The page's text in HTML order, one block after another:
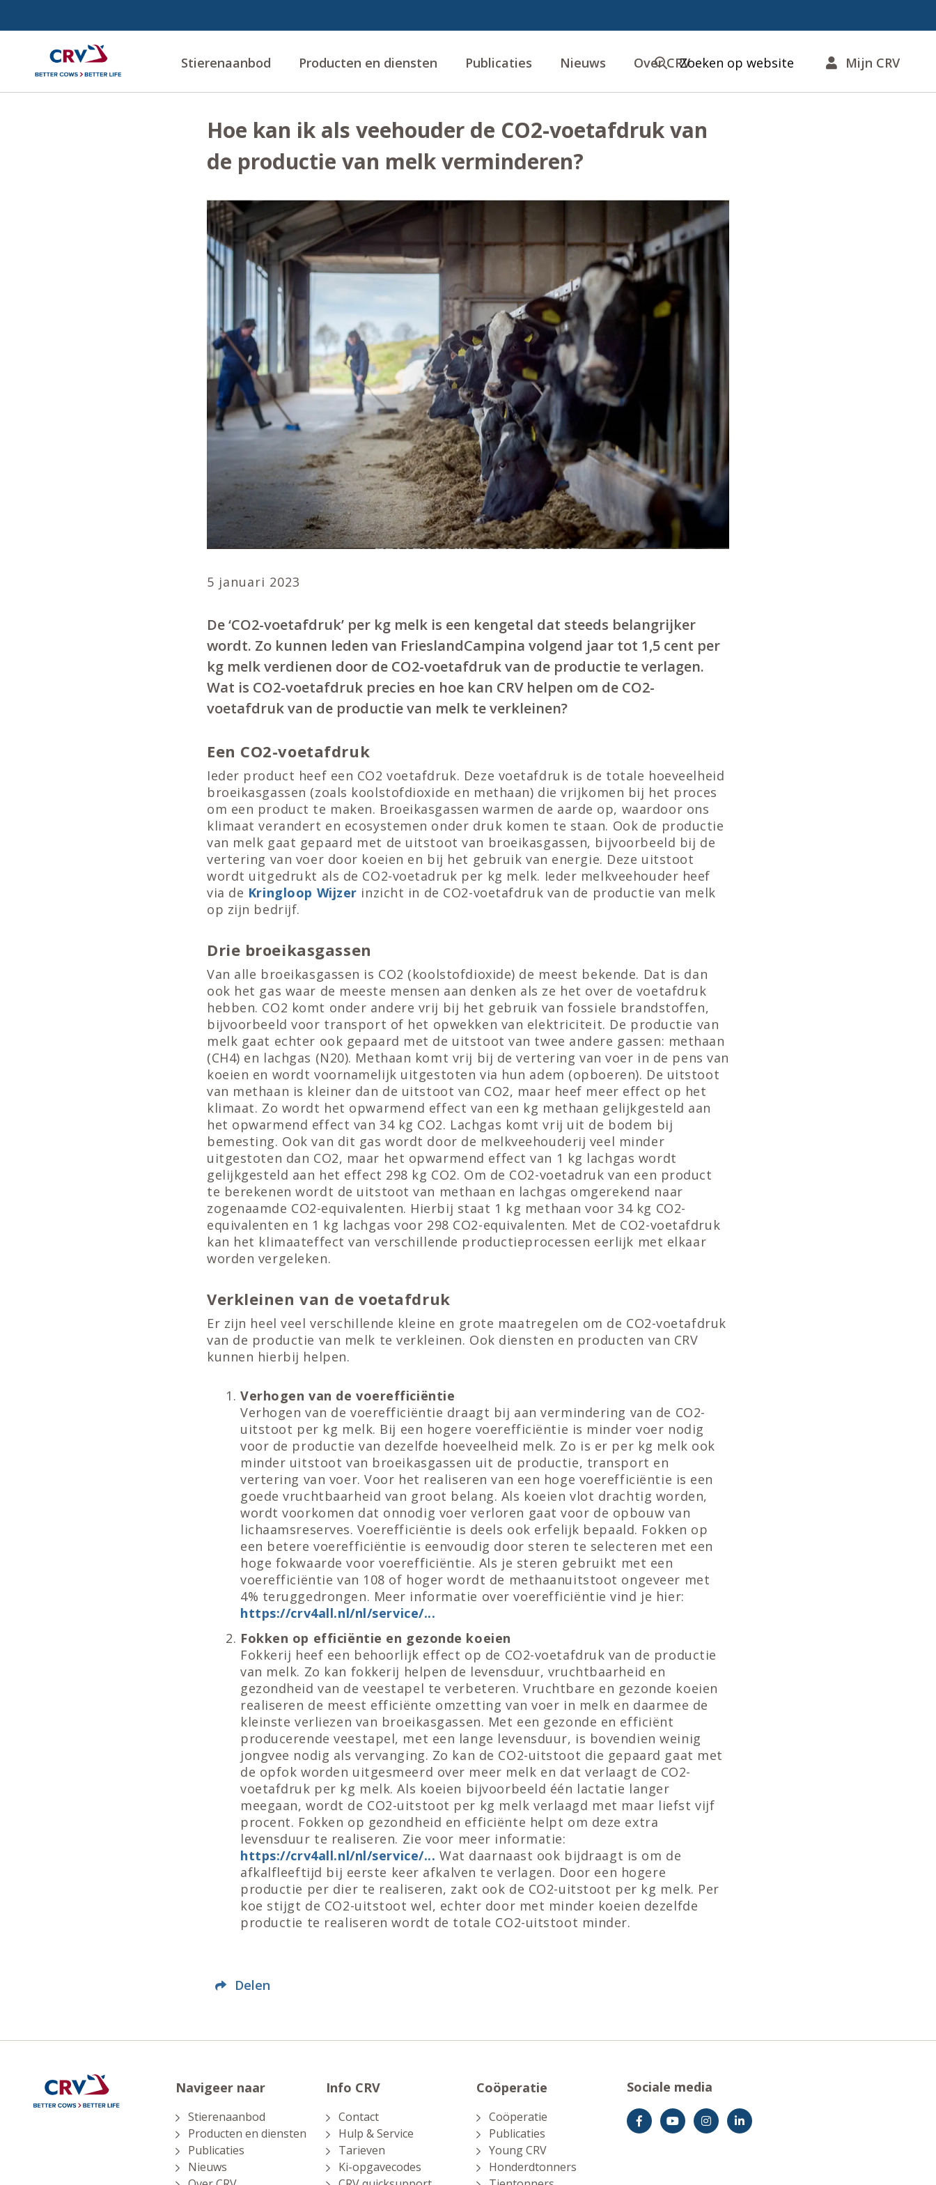
Stierenaanbod Producten en diensten Publicaties Nieuws Over CRVZoeken op website Mijn CRV
Hoe kan ik als veehouder de CO2-voetafdruk van
de productie van melk verminderen?
5 januari 2023
De ‘CO2-voetafdruk’ per kg melk is een kengetal dat steeds belangrijker
wordt. Zo kunnen leden van FrieslandCampina volgend jaar tot 1,5 cent per
kg melk verdienen door de CO2-voetafdruk van de productie te verlagen.
Wat is CO2-voetafdruk precies en hoe kan CRV helpen om de CO2-
voetafdruk van de productie van melk te verkleinen?
Een CO2-voetafdruk
Ieder product heef een CO2 voetafdruk. Deze voetafdruk is de totale hoeveelheid
broeikasgassen (zoals koolstofdioxide en methaan) die vrijkomen bij het proces
om een product te maken. Broeikasgassen warmen de aarde op, waardoor ons
klimaat verandert en ecosystemen onder druk komen te staan. Ook de productie
van melk gaat gepaard met de uitstoot van broeikasgassen, bijvoorbeeld bij de
vertering van voer door koeien en bij het gebruik van energie. Deze uitstoot
wordt uitgedrukt als de CO2-voetadruk per kg melk. Ieder melkveehouder heef
via de Kringloop Wijzer inzicht in de CO2-voetafdruk van de productie van melk
op zijn bedrijf.
Drie broeikasgassen
Van alle broeikasgassen is CO2 (koolstofdioxide) de meest bekende. Dat is dan
ook het gas waar de meeste mensen aan denken als ze het over de voetafdruk
hebben. CO2 komt onder andere vrij bij het gebruik van fossiele brandstoffen,
bijvoorbeeld voor transport of het opwekken van elektriciteit. De productie van
melk gaat echter ook gepaard met de uitstoot van twee andere gassen: methaan
(CH4) en lachgas (N20). Methaan komt vrij bij de vertering van voer in de pens van
koeien en wordt voornamelijk uitgestoten via hun adem (opboeren). De uitstoot
van methaan is kleiner dan de uitstoot van CO2, maar heef meer effect op het
klimaat. Zo wordt het opwarmend effect van een kg methaan gelijkgesteld aan
het opwarmend effect van 34 kg CO2. Lachgas komt vrij uit de bodem bij
bemesting. Ook van dit gas wordt door de melkveehouderij veel minder
uitgestoten dan CO2, maar het opwarmend effect van 1 kg lachgas wordt
gelijkgesteld aan het effect 298 kg CO2. Om de CO2-voetadruk van een product
te berekenen wordt de uitstoot van methaan en lachgas omgerekend naar
zogenaamde CO2-equivalenten. Hierbij staat 1 kg methaan voor 34 kg CO2-
equivalenten en 1 kg lachgas voor 298 CO2-equivalenten. Met de CO2-voetafdruk
kan het klimaateffect van verschillende productieprocessen eerlijk met elkaar
worden vergeleken.
Verkleinen van de voetafdruk
Er zijn heel veel verschillende kleine en grote maatregelen om de CO2-voetafdruk
van de productie van melk te verkleinen. Ook diensten en producten van CRV
kunnen hierbij helpen.
Verhogen van de voerefficiëntie
Verhogen van de voerefficiëntie draagt bij aan vermindering van de CO2-
uitstoot per kg melk. Bij een hogere voerefficiëntie is minder voer nodig
voor de productie van dezelfde hoeveelheid melk. Zo is er per kg melk ook
minder uitstoot van broeikasgassen uit de productie, transport en
vertering van voer. Voor het realiseren van een hoge voerefficiëntie is een
goede vruchtbaarheid van groot belang. Als koeien vlot drachtig worden,
wordt voorkomen dat onnodig voer verloren gaat voor de opbouw van
lichaamsreserves. Voerefficiëntie is deels ook erfelijk bepaald. Fokken op
een betere voerefficiëntie is eenvoudig door steren te selecteren met een
hoge fokwaarde voor voerefficiëntie. Als je steren gebruikt met een
voerefficiëntie van 108 of hoger wordt de methaanuitstoot ongeveer met
4% teruggedrongen. Meer informatie over voerefficiëntie vind je hier:
https://crv4all.nl/nl/service/...
Fokken op efficiëntie en gezonde koeien
Fokkerij heef een behoorlijk effect op de CO2-voetafdruk van de productie
van melk. Zo kan fokkerij helpen de levensduur, vruchtbaarheid en
gezondheid van de veestapel te verbeteren. Vruchtbare en gezonde koeien
realiseren de meest efficiënte omzetting van voer in melk en daarmee de
kleinste verliezen van broeikasgassen. Met een gezonde en efficiënt
producerende veestapel, met een lange levensduur, is bovendien weinig
jongvee nodig als vervanging. Zo kan de CO2-uitstoot die gepaard gaat met
de opfok worden uitgesmeerd over meer melk en dat verlaagt de CO2-
voetafdruk per kg melk. Als koeien bijvoorbeeld één lactatie langer
meegaan, wordt de CO2-uitstoot per kg melk verlaagd met maar liefst vijf
procent. Fokken op gezondheid en efficiënte helpt om deze extra
levensduur te realiseren. Zie voor meer informatie:
https://crv4all.nl/nl/service/... Wat daarnaast ook bijdraagt is om de
afkalfleeftijd bij eerste keer afkalven te verlagen. Door een hogere
productie per dier te realiseren, zakt ook de CO2-uitstoot per kg melk. Per
koe stijgt de CO2-uitstoot wel, echter door met minder koeien dezelfde
productie te realiseren wordt de totale CO2-uitstoot minder.
Delen
Navigeer naar
Stierenaanbod
Producten en diensten
Publicaties
Nieuws
Info CRV
Contact
Hulp & Service
Tarieven
Ki-opgavecodes
Coöperatie
Coöperatie
Publicaties
Young CRV
Honderdtonners
Sociale media